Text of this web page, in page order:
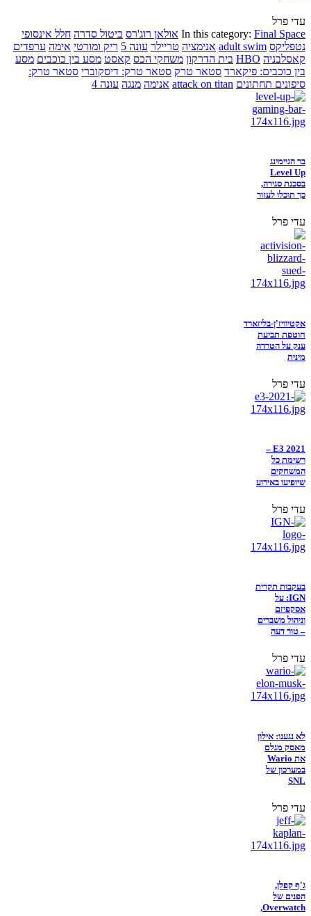
עדי פרל
In this category: Final Space אולאן רוג'רס ביטול סדרה חלל אינסופי
נטפליקס adult swim אנימציה טריילר עונה 5 ריק ומורטי אימה ערפדים
קאסלבניה HBO בית הדרקון משחקי הכס קאסט מסע בין כוכבים מסע
בין כוכבים: פיקארד סטאר טרק סטאר טרק: דיסקוברי סטאר טרק:
סיפונים תחתונים attack on titan אנימה מנגה עונה 4
בר הגיימינג
Level Up
בסכנת סגירה,
כך תוכלו לעזור
עדי פרל
אקטיוויז'ן-בליזארד
חוטפת תביעת
ענק על הטרדה
מינית
עדי פרל
E3 2021 –
רשימת כל
המשחקים
שיופיעו באירוע
עדי פרל
בעקבות תקרית
IGN: על
אסקפיזם
וניהול משברים
– טור דעה
עדי פרל
לא נגענו: אילון
מאסק מגלם
את Wario
במערכון של
SNL
עדי פרל
ג'ף קפלן,
הפנים של
Overwatch,